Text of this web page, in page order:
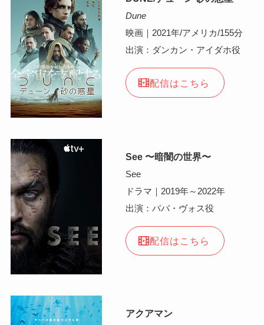
Dune
映画｜2021年/アメリカ/155分
出演：ダンカン・アイダホ役
配信はこちら
See 〜暗闇の世界〜
See
ドラマ｜2019年～2022年
出演：ババ・ヴォス役
配信はこちら
アクアマン